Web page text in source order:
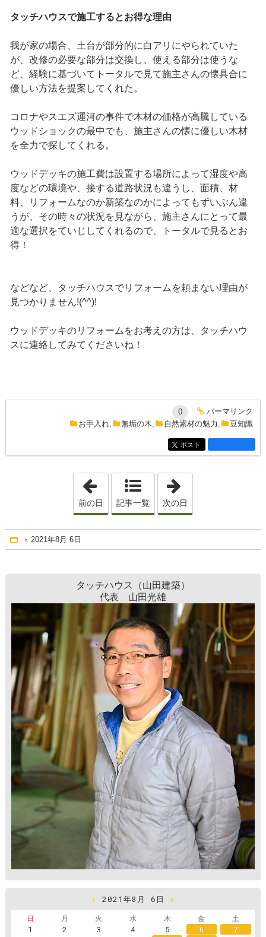
タッチハウスで施工するとお得な理由
我が家の場合、土台が部分的に白アリにやられていた
が、改修の必要な部分は交換し、使える部分は使うな
ど、経験に基づいてトータルで見て施主さんの懐具合に
優しい方法を提案してくれた。
コロナやスエズ運河の事件で木材の価格が高騰している
ウッドショックの最中でも、施主さんの懐に優しい木材
を全力で探してくれる。
ウッドデッキの施工費は設置する場所によって湿度や高
度などの環境や、接する道路状況も違うし、面積、材
料、リフォームなのか新築なのかによってもずいぶん違
うが、その時々の状況を見ながら、施主さんにとって最
適な選択をていじしてくれるので、トータルで見るとお
得！
などなど、タッチハウスでリフォームを頼まない理由が
見つかりません!(^^)!
ウッドデッキのリフォームをお考えの方は、タッチハウ
スに連絡してみてくださいね！
entry337コメント
0 entry337
パーマリンク
お手入れ, 無垢の木, 自然素材の魅力 , 豆知識
entry337
ポスト
「2021年7月31日」
前の日 記事一覧 次の日
Home
2021年8月 6日
タッチハウス（山田建築）
代表 山田光雄
« 2021年8月 6日
»
日
月 火 水 木 金
土
1
2 3 4 5 6
7